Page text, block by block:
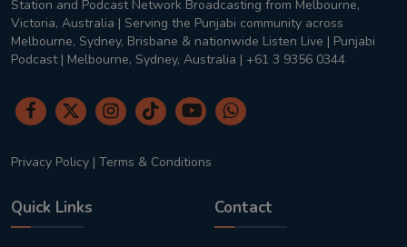
Station and Podcast Network Broadcasting from Melbourne,
Victoria, Australia | Serving the Punjabi community across
Melbourne, Sydney, Brisbane & nationwide Listen Live | Punjabi
Podcast | Melbourne, Sydney, Australia | +61 3 9356 0344
Privacy Policy | Terms & Conditions
Quick Links Contact